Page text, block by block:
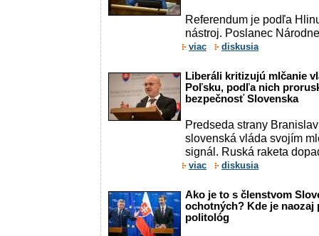
Referendum je podľa
nástroj. Poslanec
viac diskusia
Liberáli kritizujú mlčanie
Poľsku, podľa nich
bezpečnosť Slovenska
Predseda strany
slovenská vláda svojím
signál. Ruská raketa
viac diskusia
Ako je to s členstvom
ochotných? Kde je naozaj
politológ